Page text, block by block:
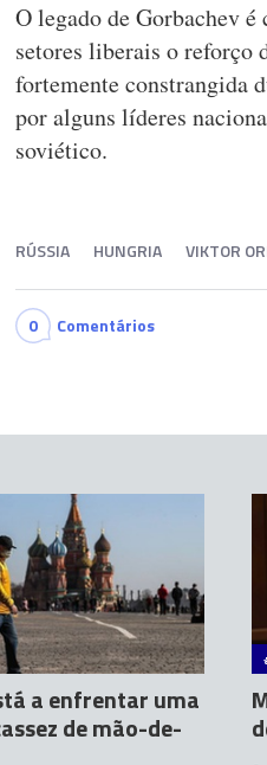
O legado de Gorbachev
setores liberais o reforço
fortemente constrangida
por alguns líderes
soviético.
RÚSSIA HUNGRIA VIKTOR
0 Comentários
a enfrentar uma
de mão-de-